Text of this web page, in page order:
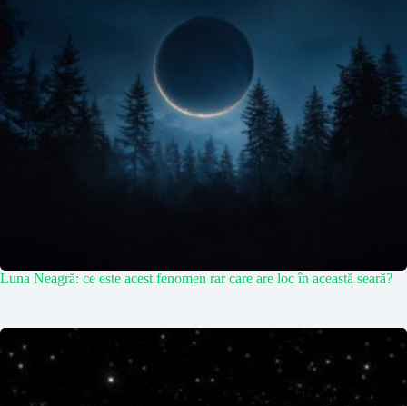
Luna Neagră: ce este acest fenomen rar care are loc în această seară?